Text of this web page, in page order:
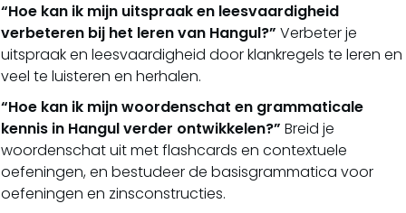
“Hoe kan ik mijn uitspraak en leesvaardigheid
verbeteren bij het leren van Hangul?” Verbeter je
uitspraak en leesvaardigheid door klankregels te leren en
veel te luisteren en herhalen.
“Hoe kan ik mijn woordenschat en grammaticale
kennis in Hangul verder ontwikkelen?” Breid je
woordenschat uit met flashcards en contextuele
oefeningen, en bestudeer de basisgrammatica voor
oefeningen en zinsconstructies.